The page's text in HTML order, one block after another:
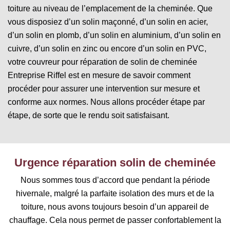
toiture au niveau de l’emplacement de la cheminée. Que
vous disposiez d’un solin maçonné, d’un solin en acier,
d’un solin en plomb, d’un solin en aluminium, d’un solin en
cuivre, d’un solin en zinc ou encore d’un solin en PVC,
votre couvreur pour réparation de solin de cheminée
Entreprise Riffel est en mesure de savoir comment
procéder pour assurer une intervention sur mesure et
conforme aux normes. Nous allons procéder étape par
étape, de sorte que le rendu soit satisfaisant.
Urgence réparation solin de cheminée
Nous sommes tous d’accord que pendant la période
hivernale, malgré la parfaite isolation des murs et de la
toiture, nous avons toujours besoin d’un appareil de
chauffage. Cela nous permet de passer confortablement la